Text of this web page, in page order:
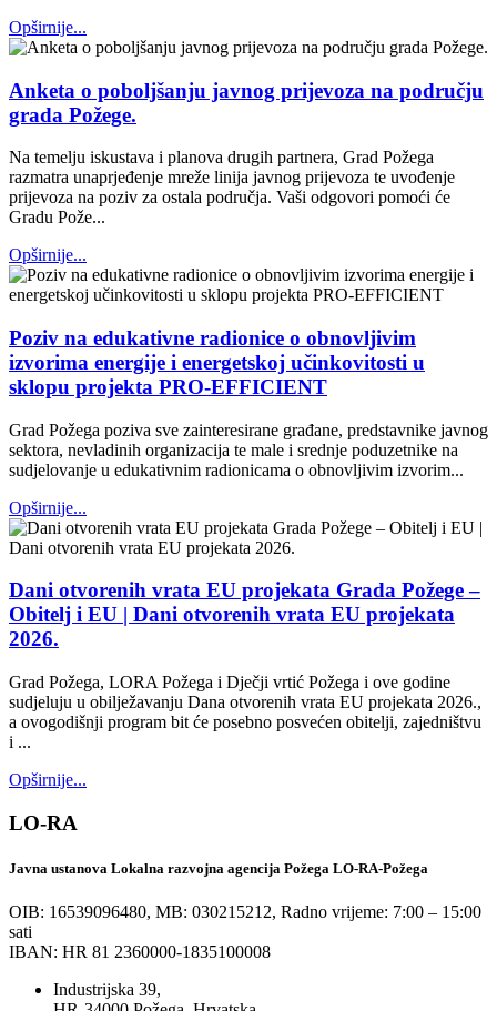
Opširnije...
Anketa o poboljšanju javnog prijevoza na području
grada Požege.
Na temelju iskustava i planova drugih partnera, Grad Požega
razmatra unaprjeđenje mreže linija javnog prijevoza te uvođenje
prijevoza na poziv za ostala područja. Vaši odgovori pomoći će
Gradu Pože...
Opširnije...
Poziv na edukativne radionice o obnovljivim
izvorima energije i energetskoj učinkovitosti u
sklopu projekta PRO-EFFICIENT
Grad Požega poziva sve zainteresirane građane, predstavnike javnog
sektora, nevladinih organizacija te male i srednje poduzetnike na
sudjelovanje u edukativnim radionicama o obnovljivim izvorim...
Opširnije...
Dani otvorenih vrata EU projekata Grada Požege –
Obitelj i EU | Dani otvorenih vrata EU projekata
2026.
Grad Požega, LORA Požega i Dječji vrtić Požega i ove godine
sudjeluju u obilježavanju Dana otvorenih vrata EU projekata 2026.,
a ovogodišnji program bit će posebno posvećen obitelji, zajedništvu
i ...
Opširnije...
LO-RA
Javna ustanova Lokalna razvojna agencija Požega LO-RA-Požega
OIB: 16539096480, MB: 030215212, Radno vrijeme: 7:00 – 15:00
sati
IBAN: HR 81 2360000-1835100008
Industrijska 39,